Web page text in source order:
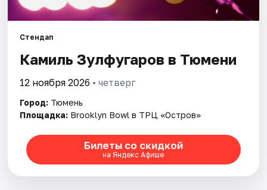
Площадки
Артисты
Рейтинги
Стендап
Камиль Зулфугаров в Тюмени
12 ноября 2026 • четверг
Город: Тюмень
Площадка: Brooklyn Bowl в ТРЦ «Остров»
Билеты со скидкой
на Яндекс Афише